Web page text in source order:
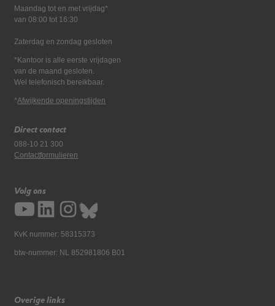
Maandag tot en met vrijdag*
van 08:00 tot 16:30
Zaterdag en zondag gesloten
*Kantoor is alle eerste vrijdagen
van de maand gesloten.
Wel telefonisch bereikbaar.
*Afwijkende openingstijden
Direct contact
088-10 21 300
Contactformulieren
Volg ons
KvK nummer: 58315373
btw-nummer: NL 852981806 B01
Overige links